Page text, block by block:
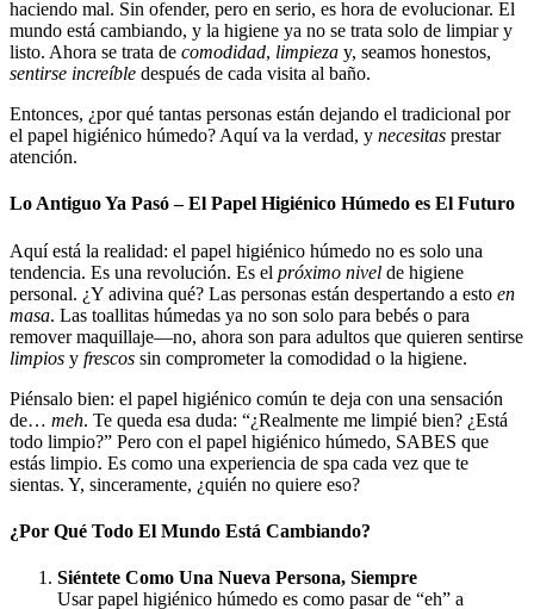
haciendo mal. Sin ofender, pero en serio, es hora de evolucionar. El
mundo está cambiando, y la higiene ya no se trata solo de limpiar y
listo. Ahora se trata de comodidad, limpieza y, seamos honestos,
sentirse increíble después de cada visita al baño.
Entonces, ¿por qué tantas personas están dejando el tradicional por
el papel higiénico húmedo? Aquí va la verdad, y necesitas prestar
atención.
Lo Antiguo Ya Pasó – El Papel Higiénico Húmedo es El Futuro
Aquí está la realidad: el papel higiénico húmedo no es solo una
tendencia. Es una revolución. Es el próximo nivel de higiene
personal. ¿Y adivina qué? Las personas están despertando a esto en
masa. Las toallitas húmedas ya no son solo para bebés o para
remover maquillaje—no, ahora son para adultos que quieren sentirse
limpios y frescos sin comprometer la comodidad o la higiene.
Piénsalo bien: el papel higiénico común te deja con una sensación
de… meh. Te queda esa duda: “¿Realmente me limpié bien? ¿Está
todo limpio?” Pero con el papel higiénico húmedo, SABES que
estás limpio. Es como una experiencia de spa cada vez que te
sientas. Y, sinceramente, ¿quién no quiere eso?
¿Por Qué Todo El Mundo Está Cambiando?
Siéntete Como Una Nueva Persona, Siempre
Usar papel higiénico húmedo es como pasar de “eh” a